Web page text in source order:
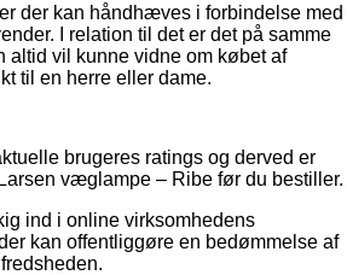
der kan håndhæves i forbindelse med
I relation til det er det på samme
altid vil kunne vidne om købet af
til en herre eller dame.
brugeres ratings og derved er
væglampe – Ribe før du bestiller.
ind i online virksomhedens
kan offentliggøre en bedømmelse af